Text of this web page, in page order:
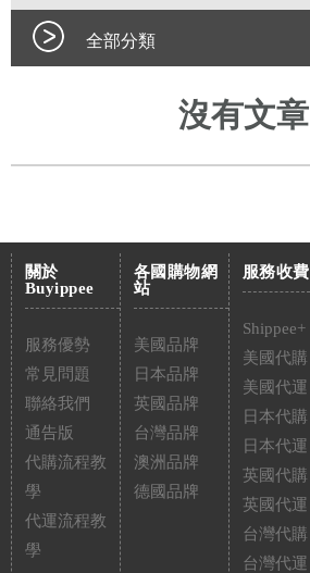
全部分類
沒有文章
關於
Buyippee
服務優勢
常見問題
聯絡我們
通告版
代購流程教
學
代運流程教
學
各國購物網
站
美國品牌
日本品牌
英國品牌
台灣品牌
澳洲品牌
德國品牌
服務收費
Shippee+
美國代購
美國代運
日本代購
日本代運
英國代購
英國代運
台灣代購
台灣代運